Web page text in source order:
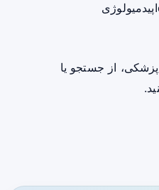
اپیدمیولوژی
از جستجو یا